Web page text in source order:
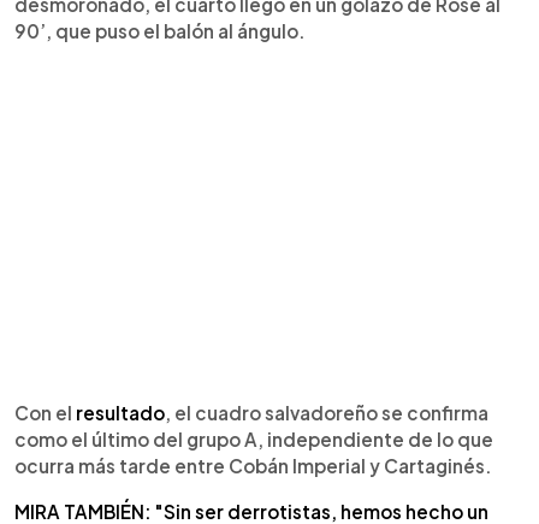
90’, que puso el balón al ángulo.
Con el resultado , el cuadro salvadoreño se confirma
como el último del grupo A, independiente de lo que
ocurra más tarde entre Cobán Imperial y Cartaginés.
MIRA TAMBIÉN: "Sin ser derrotistas, hemos hecho un